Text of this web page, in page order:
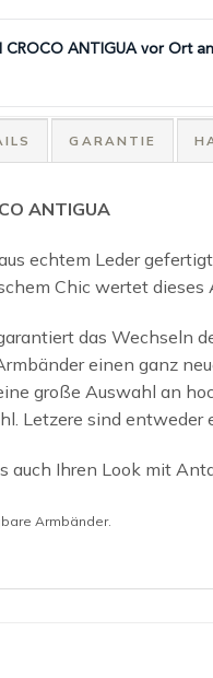
CROCO ANTIGUA vor Ort
GARANTIE
ANTIGUA
echtem Leder
Chic wertet dieses
das Wechseln
einen ganz
große Auswahl an
Letzere sind
auch Ihren Look mit
Armbänder.